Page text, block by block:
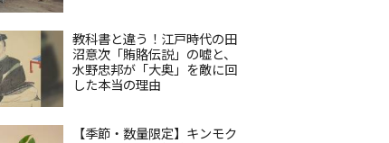
教科書と違う！江戸時代の田
沼意次「賄賂伝説」の嘘と、
水野忠邦が「大奥」を敵に回
した本当の理由
【季節・数量限定】キンモク